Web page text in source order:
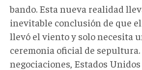
bando. Esta nueva realidad
inevitable conclusión de que
llevó el viento y solo necesita
ceremonia oficial de
negociaciones, Estados